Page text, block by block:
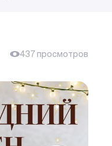
437 просмотров